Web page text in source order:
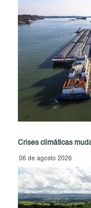
Crises climáticas
06 de agosto 2026